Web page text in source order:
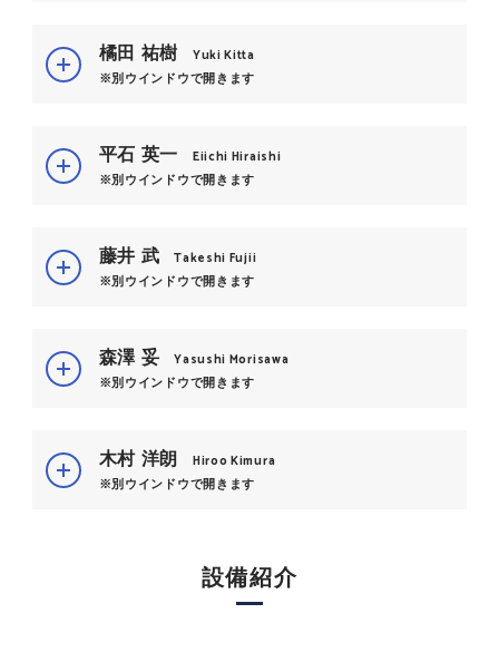
橘田 祐樹
Yuki Kitta
※別ウインドウで開きます
平石 英一
Eiichi Hiraishi
※別ウインドウで開きます
藤井 武
Takeshi Fujii
※別ウインドウで開きます
森澤 妥
Yasushi Morisawa
※別ウインドウで開きます
木村 洋朗
Hiroo Kimura
※別ウインドウで開きます
設備紹介